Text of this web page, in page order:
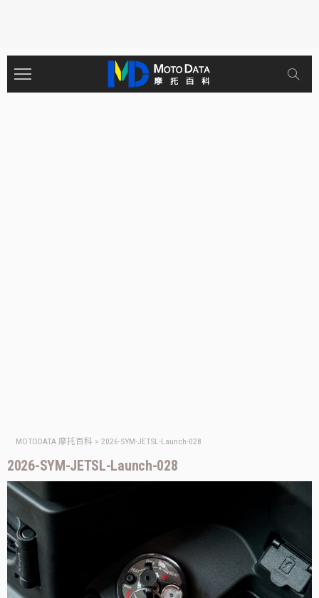
MOTODATA 摩托百科 > 2026-SYM-JETSL-Launch-028
2026-SYM-JETSL-Launch-028